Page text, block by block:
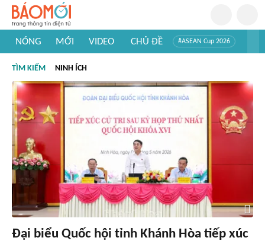
NÓNG MỚI VIDEO CHỦ ĐỀ #ASEAN Cup 2026
#Khám phá thế giới
TÌM KIẾM NINH ÍCH
Đại biểu Quốc hội tỉnh Khánh Hòa tiếp xúc